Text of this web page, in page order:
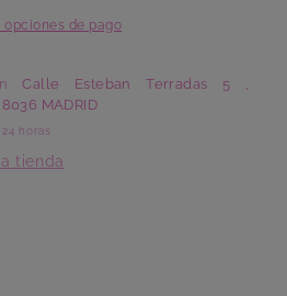
opciones de pago
Calle Esteban Terradas 5 ,
MADRID
horas
tienda